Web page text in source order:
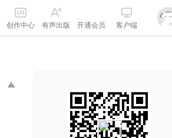
创作中心 有声出版 开通会员 客户端